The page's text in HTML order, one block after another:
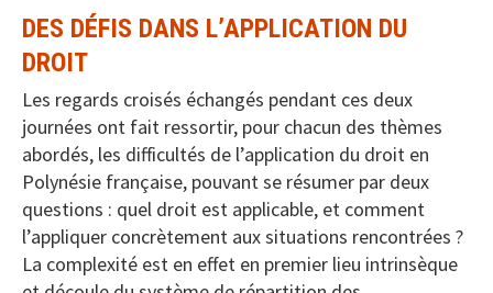
DES DÉFIS DANS L’APPLICATION DU
DROIT
Les regards croisés échangés pendant ces deux
journées ont fait ressortir, pour chacun des thèmes
abordés, les difficultés de l’application du droit en
Polynésie française, pouvant se résumer par deux
questions : quel droit est applicable, et comment
l’appliquer concrètement aux situations rencontrées ?
La complexité est en effet en premier lieu intrinsèque